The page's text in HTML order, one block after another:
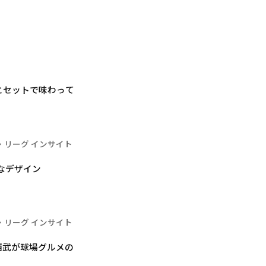
ットで味わって
リーグ インサイト
デザイン
リーグ インサイト
が球場グルメの